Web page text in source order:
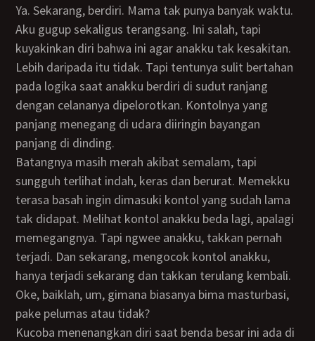
Ya. Sekarang, berdiri. Mama tak punya banyak waktu.
Aku gugup sekaligus terangsang. Ini salah, tapi
kuyakinkan diri bahwa ini agar anakku tak kesakitan.
Lebih daripada itu tidak. Tapi tentunya sulit bertahan
pada logika saat anakku berdiri di sudut ranjang
dengan celananya dipelorotkan. Kontolnya yang
panjang menegang di udara diiringin bayangan
panjang di dinding.
Batangnya masih merah akibat semalam, tapi
sungguh terlihat indah, keras dan berurat. Memekku
terasa basah ingin dimasuki kontol yang sudah lama
tak didapat. Melihat kontol anakku beda lagi, apalagi
memegangnya. Tapi ngwee anakku, takkan pernah
terjadi. Dan sekarang, mengocok kontol anakku,
hanya terjadi sekarang dan takkan terulang kembali.
Oke, baiklah, um, gimana biasanya bima masturbasi,
pake pelumas atau tidak?
Kucoba menenangkan diri saat benda besar ini ada di